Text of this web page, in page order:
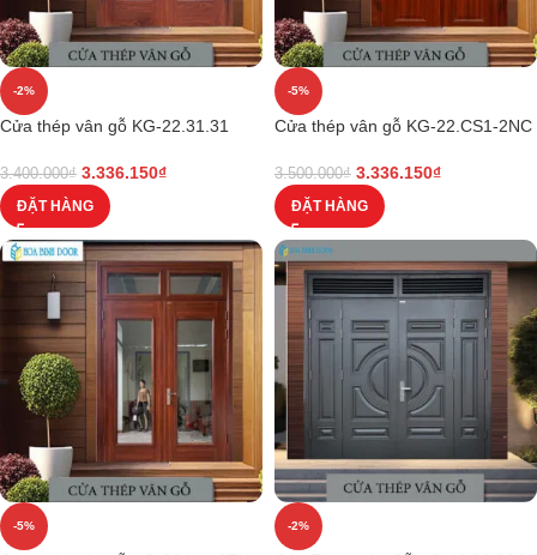
-2%
Cửa thép vân gỗ KG-22.31.31
3.400.000₫ 3.336.150₫
ĐẶT HÀNG
-5%
Cửa thép vân gỗ KG-22.CS1-2NC
3.500.000₫ 3.336.150₫
ĐẶT HÀNG
-5% -2%